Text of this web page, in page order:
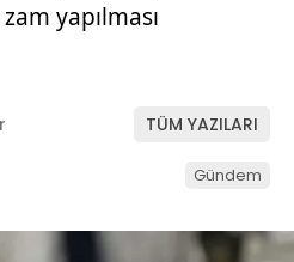
yapılması
TÜM YAZILARI
Gündem